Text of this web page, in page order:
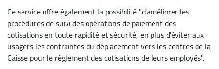
Ce service offre également la possibilité "d'améliorer les
procédures de suivi des opérations de paiement des
cotisations en toute rapidité et sécurité, en plus d'éviter aux
usagers les contraintes du déplacement vers les centres de la
Caisse pour le règlement des cotisations de leurs employés".